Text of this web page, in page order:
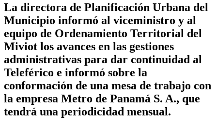
La directora de Planificación Urbana del
Municipio informó al viceministro y al
equipo de Ordenamiento Territorial del
Miviot los avances en las gestiones
administrativas para dar continuidad al
Teleférico e informó sobre la
conformación de una mesa de trabajo con
la empresa Metro de Panamá S. A., que
tendrá una periodicidad mensual.